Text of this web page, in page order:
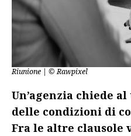
Riunione | © Rawpixel
Un’agenzia chiede
delle condizioni di
Fra le altre clausole